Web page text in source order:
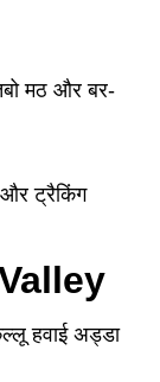
मठ और बर-
और ट्रैकिंग
हवाई अड्डा